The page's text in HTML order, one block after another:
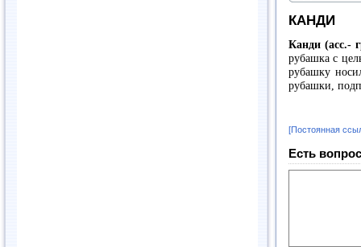
КАНДИ
Канди (асс.-
рубашка с
рубашку
рубашки,
[Постоянная
Есть